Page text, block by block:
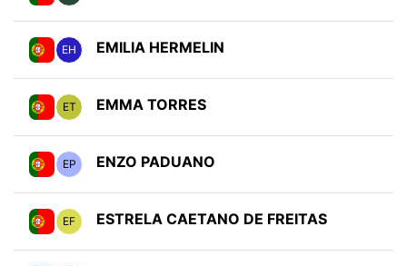
EH EMILIA HERMELIN
ET EMMA TORRES
EP ENZO PADUANO
EF ESTRELA CAETANO DE FREITAS